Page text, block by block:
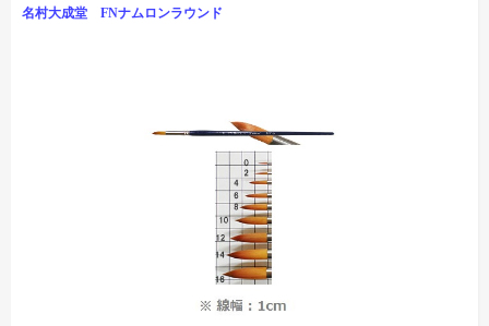
名村大成堂 FNナムロンラウンド